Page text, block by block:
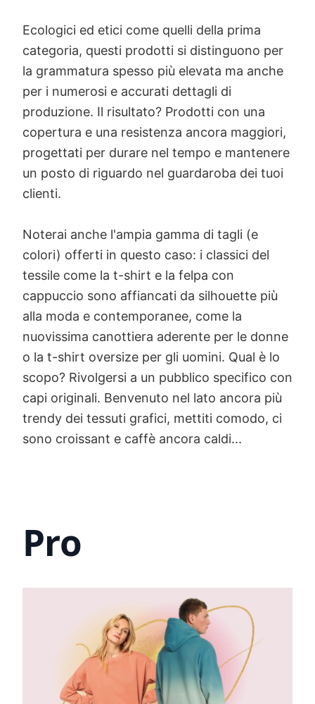
Ecologici ed etici come quelli della prima
categoria, questi prodotti si distinguono per
la grammatura spesso più elevata ma anche
per i numerosi e accurati dettagli di
produzione. Il risultato? Prodotti con una
copertura e una resistenza ancora maggiori,
progettati per durare nel tempo e mantenere
un posto di riguardo nel guardaroba dei tuoi
clienti.
Noterai anche l'ampia gamma di tagli (e
colori) offerti in questo caso: i classici del
tessile come la t-shirt e la felpa con
cappuccio sono affiancati da silhouette più
alla moda e contemporanee, come la
nuovissima canottiera aderente per le donne
o la t-shirt oversize per gli uomini. Qual è lo
scopo? Rivolgersi a un pubblico specifico con
capi originali. Benvenuto nel lato ancora più
trendy dei tessuti grafici, mettiti comodo, ci
sono croissant e caffè ancora caldi...
Pro